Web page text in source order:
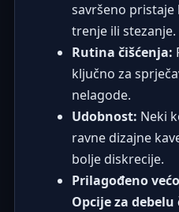
savršeno pristaje
trenje ili stezanje.
Rutina čišćenja:
ključno za
nelagode.
Udobnost: Neki
ravne dizajne
bolje diskrecije.
Prilagođeno
Opcije za